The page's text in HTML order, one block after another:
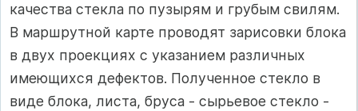
качества стекла по пузырям и грубым свилям.
В маршрутной карте проводят зарисовки блока
в двух проекциях с указанием различных
имеющихся дефектов. Полученное стекло в
виде блока, листа, бруса - сырьевое стекло -